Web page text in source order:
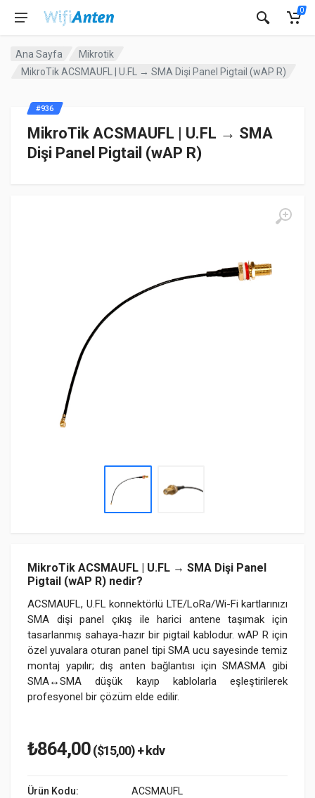
0
Ana Sayfa
Mikrotik
MikroTik ACSMAUFL | U.FL → SMA Dişi Panel Pigtail (wAP R)
MikroTik ACSMAUFL | U.FL → SMA
Dişi Panel Pigtail (wAP R)
MikroTik ACSMAUFL | U.FL → SMA Dişi Panel
Pigtail (wAP R) nedir?
ACSMAUFL, U.FL konnektörlü LTE/LoRa/Wi-Fi kartlarınızı
SMA dişi panel çıkış ile harici antene taşımak için
tasarlanmış sahaya-hazır bir pigtail kablodur. wAP R için
özel yuvalara oturan panel tipi SMA ucu sayesinde temiz
montaj yapılır; dış anten bağlantısı için SMASMA gibi
SMA↔SMA düşük kayıp kablolarla eşleştirilerek
profesyonel bir çözüm elde edilir.
#936
₺864,00($15,00) + kdv
Ürün Kodu:
ACSMAUFL